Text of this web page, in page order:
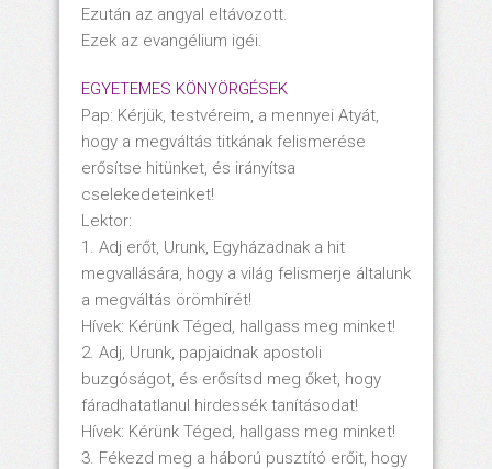
Ezután az angyal eltávozott.
Ezek az evangélium igéi.
EGYETEMES KÖNYÖRGÉSEK
Pap: Kérjük, testvéreim, a mennyei Atyát,
hogy a megváltás titkának felismerése
erősítse hitünket, és irányítsa
cselekedeteinket!
Lektor:
1. Adj erőt, Urunk, Egyházadnak a hit
megvallására, hogy a világ felismerje általunk
a megváltás örömhírét!
Hívek: Kérünk Téged, hallgass meg minket!
2. Adj, Urunk, papjaidnak apostoli
buzgóságot, és erősítsd meg őket, hogy
fáradhatatlanul hirdessék tanításodat!
Hívek: Kérünk Téged, hallgass meg minket!
3. Fékezd meg a háború pusztító erőit, hogy